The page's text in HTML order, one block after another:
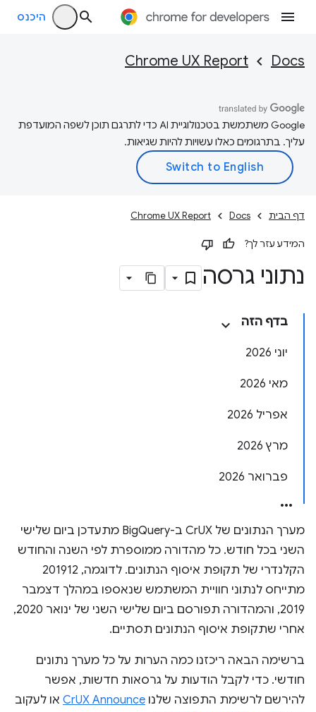
היכנס
Docs
Chrome UX Report
‫Google משתמשת בטכנולוגיית AI כדי לתרגם תוכן לשפה המועדפת
עליך. בתרגומים כאלו עשויות להיות שגיאות.
דף הבית Docs
Chrome UX Report
המידע עזר לך?
נתוני גרסה
בדף הזה
יוני 2026
מאי 2026
אפריל 2026
מרץ 2026
פברואר 2026
מערך הנתונים של CrUX ב-BigQuery מתעדכן ביום שלישי
השני בכל חודש. כל מהדורה ממוספרת לפי השנה והחודש
הקלנדרי של תקופת איסוף הנתונים. לדוגמה, 201912
מתייחס לנתוני חוויית המשתמש שנאספו במהלך דצמבר
2019, והמהדורה תפורסם ביום שלישי השני של ינואר 2020,
אחרי שתקופת איסוף הנתונים תסתיים.
ברשימה הבאה ריכזנו כמה הערות על כל מערך נתונים
חודשי. כדי לקבל הודעות על גרסאות חדשות, אפשר
להירשם לרשימת התפוצה שלנו CrUX Announce או לעקוב